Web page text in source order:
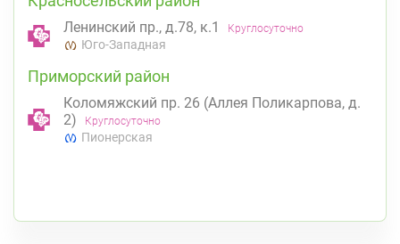
Ленинский пр., д.78, к.1 Круглосуточно
Юго-Западная
Приморский район
Коломяжский пр. 26 (Аллея Поликарпова, д.
2)
Круглосуточно
Пионерская